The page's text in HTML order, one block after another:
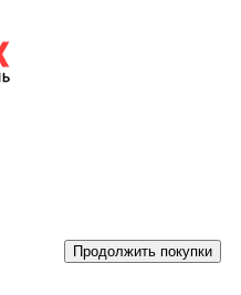
Продолжить покупки